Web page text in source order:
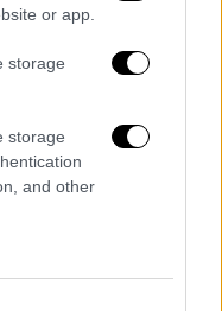
or app.
storage
storage
and other
κρίση του
άμεσα
κρίση,
υδάτων, η
ρύπανση, ενώ
για το
τραπέζι των